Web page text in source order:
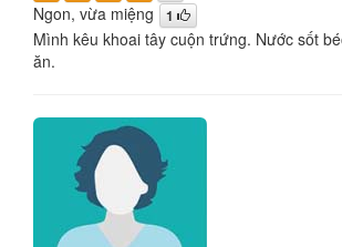
Ngon, vừa miệng 1
Mình kêu khoai tây cuộn trứng. Nước sốt
ăn.